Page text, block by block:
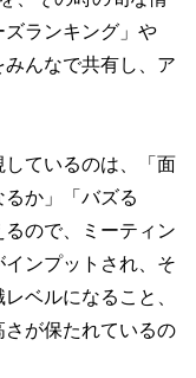
ランキング」や
みんなで共有し、ア
ているのは、「面
か」「バズる
ので、ミーティン
ンプットされ、そ
ベルになること、
が保たれているの